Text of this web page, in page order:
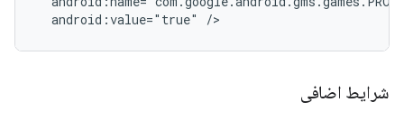
android:value="true"
شرایط اضافی